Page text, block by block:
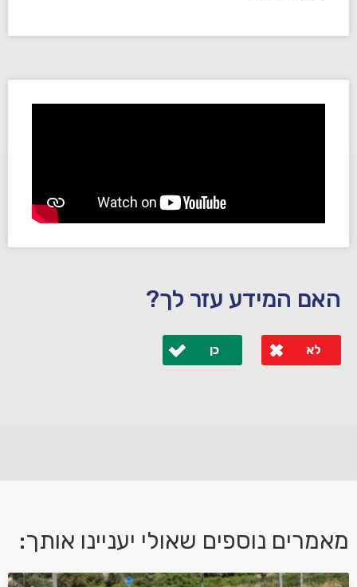
האם המידע עזר לך?
לא כן
מאמרים נוספים שאולי יעניינו אותך: